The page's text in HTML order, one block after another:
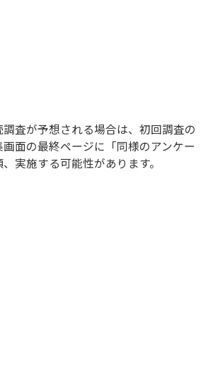
査が予想される場合は、初回調査の
面の最終ページに「同様のアンケー
実施する可能性があります。